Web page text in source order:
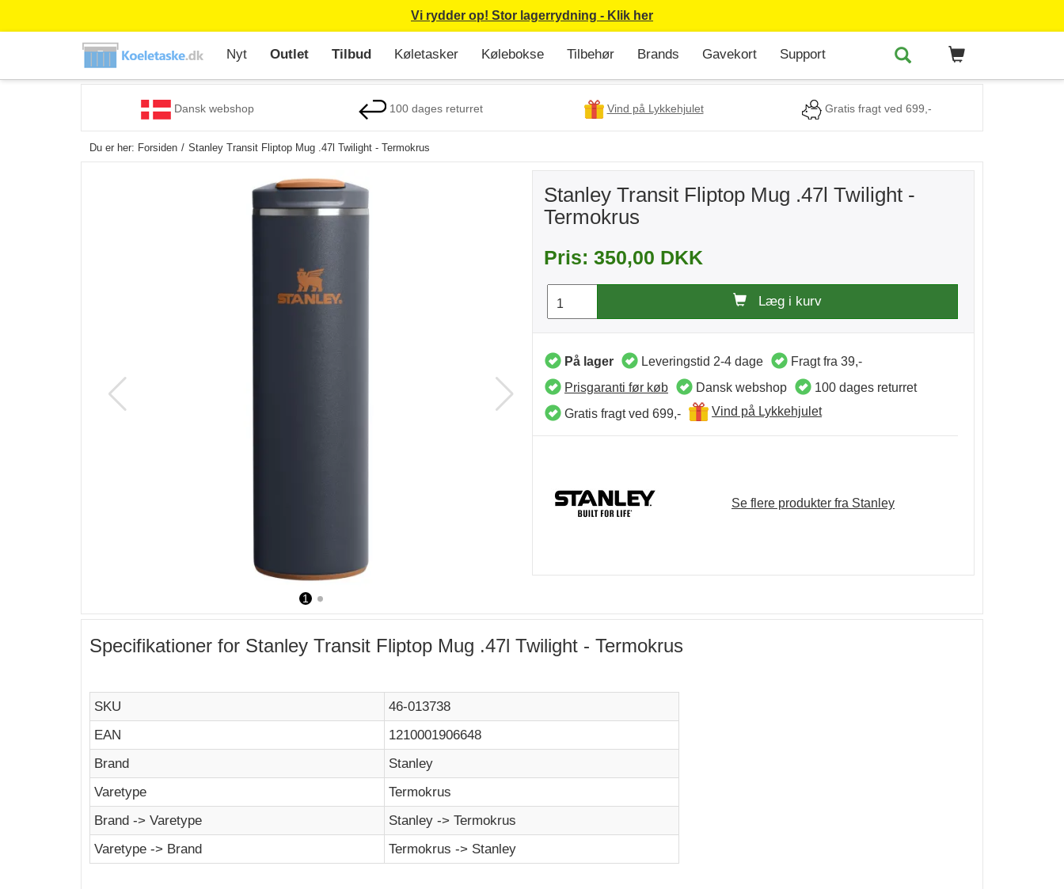
Vi rydder op! Stor lagerrydning - Klik her
Nyt Outlet Tilbud Køletasker Kølebokse Tilbehør Brands Gavekort Support
Dansk webshop 100 dages returret Vind på Lykkehjulet Gratis fragt ved 699,-
Du er her: Forsiden Stanley Transit Fliptop Mug .47l Twilight - Termokrus
1
Stanley Transit Fliptop Mug .47l Twilight -
Termokrus
Pris: 350,00 DKK
Læg i kurv
På lager Leveringstid 2-4 dage
Fragt fra 39,-
Prisgaranti før køb
Dansk webshop
100 dages returret
Gratis fragt ved 699,-
Vind på Lykkehjulet
Se flere produkter fra Stanley
Specifikationer for Stanley Transit Fliptop Mug .47l Twilight - Termokrus
SKU
46-013738
EAN
1210001906648
Brand
Stanley
Varetype
Termokrus
Brand -> Varetype
Stanley -> Termokrus
Varetype -> Brand
Termokrus -> Stanley